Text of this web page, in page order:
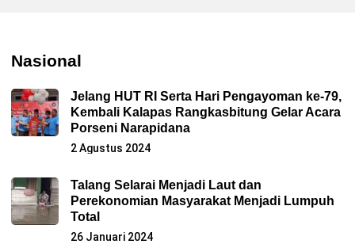
Nasional
Jelang HUT RI Serta Hari Pengayoman ke-79,
Kembali Kalapas Rangkasbitung Gelar Acara
Porseni Narapidana
2 Agustus 2024
Talang Selarai Menjadi Laut dan
Perekonomian Masyarakat Menjadi Lumpuh
Total
26 Januari 2024